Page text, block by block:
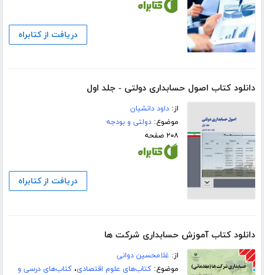
دریافت از کتابراه
دانلود کتاب اصول حسابداری دولتی - جلد اول
از:داود دانشیان
موضوع:دولتی و بودجه
۲۰۸ صفحه
دریافت از کتابراه
دانلود کتاب آموزش حسابداری شرکت ها
از: غلامحسین دوانی
موضوع:کتاب‌های علوم اقتصادی،کتاب‌های درسی و